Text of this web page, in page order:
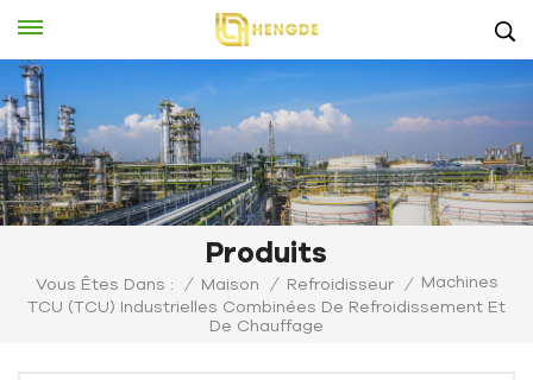
Produits
Vous Êtes Dans : / Maison / Refroidisseur /
Machines
TCU (TCU) Industrielles Combinées De Refroidissement Et
De Chauffage